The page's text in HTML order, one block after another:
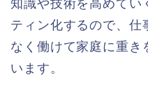
知識や技術を高めてい
ティン化するので、仕
なく働けて家庭に重き
います。